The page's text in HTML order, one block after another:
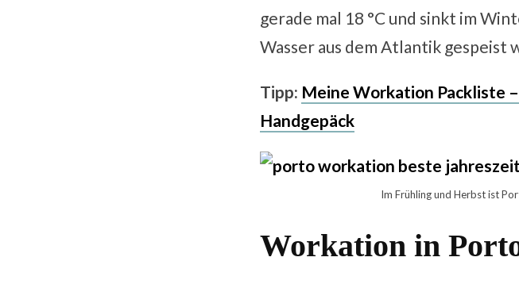
gerade mal 18 °C und sinkt im
Wasser aus dem Atlantik gespeist
Tipp: Meine Workation Packliste
Handgepäck
Im Frühling und Herbst ist
Workation in